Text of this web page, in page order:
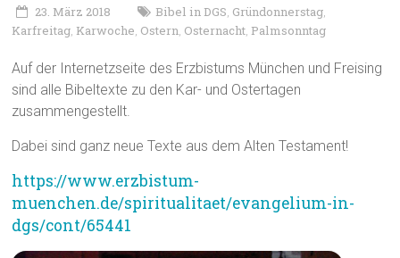
23. März 2018 Bibel in DGS, Gründonnerstag,
Karfreitag, Karwoche, Ostern, Osternacht, Palmsonntag
Auf der Internetzseite des Erzbistums München und Freising
sind alle Bibeltexte zu den Kar- und Ostertagen
zusammengestellt.
Dabei sind ganz neue Texte aus dem Alten Testament!
https://www.erzbistum-
muenchen.de/spiritualitaet/evangelium-in-
dgs/cont/65441